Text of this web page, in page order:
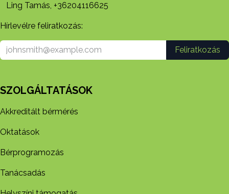
Ling Tamás, +36204116625
Hírlevélre feliratkozás:
Feliratkozás
SZOLGÁLTATÁSOK
Akkreditált bérmérés
Oktatások
Bérprogramozás
Tanácsadás